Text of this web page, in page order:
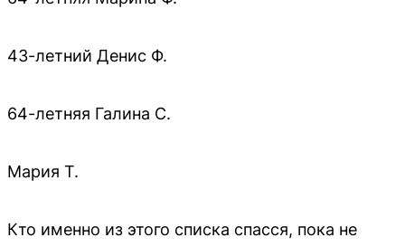
43-летний Денис Ф.
64-летняя Галина С.
Мария Т.
Кто именно из этого списка спасся, пока не